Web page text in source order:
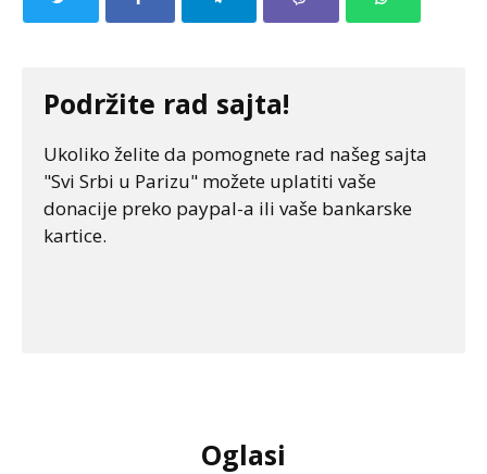
Podržite rad sajta!
Ukoliko želite da pomognete rad našeg sajta
"Svi Srbi u Parizu" možete uplatiti vaše
donacije preko paypal-a ili vaše bankarske
kartice.
Oglasi